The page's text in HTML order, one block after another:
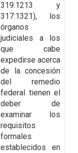
319:1213 y
317:1321), los
órganos
judiciales a los
que cabe
expedirse acerca
de la concesión
del remedio
federal tienen el
deber de
examinar los
requisitos
formales
establecidos en